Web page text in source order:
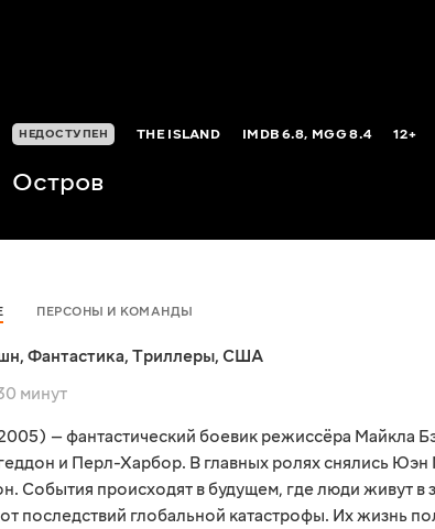
НЕДОСТУПЕН THE ISLAND IMDB6.8, MGG8.4 12+
Остров
ПЕРСОНЫ И КОМАНДЫ
, Фантастика, Триллеры, США
минут
— фантастический боевик режиссёра Майкла
и Перл-Харбор. В главных ролях снялись Юэн
События происходят в будущем, где люди живут в
от последствий глобальной катастрофы. Их жизнь